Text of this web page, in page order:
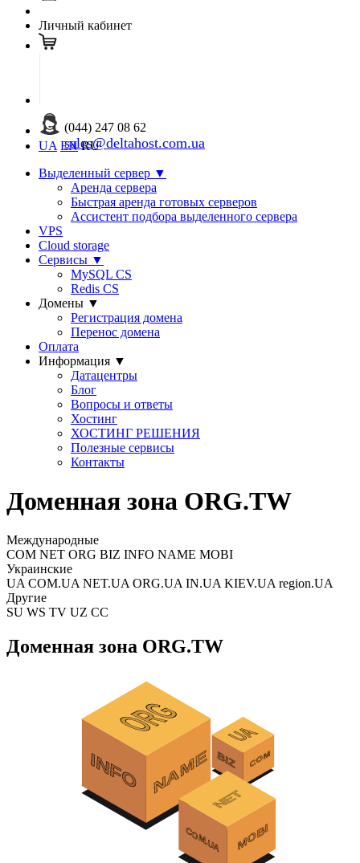
Личный кабинет
(044) 247 08 62
sales@deltahost.com.ua
UA EN RU
Выделенный сервер ▼
Аренда сервера
Быстрая аренда готовых серверов
Ассистент подбора выделенного сервера
VPS
Cloud storage
Сервисы ▼
MySQL CS
Redis CS
Домены ▼
Регистрация домена
Перенос домена
Оплата
Информация ▼
Датацентры
Блог
Вопросы и ответы
Хостинг
ХОСТИНГ РЕШЕНИЯ
Полезные сервисы
Контакты
Доменная зона ORG.TW
Международные
COM NET ORG BIZ INFO NAME MOBI
Украинские
UA COM.UA NET.UA ORG.UA IN.UA KIEV.UA region.UA
Другие
SU WS TV UZ CC
Доменная зона ORG.TW